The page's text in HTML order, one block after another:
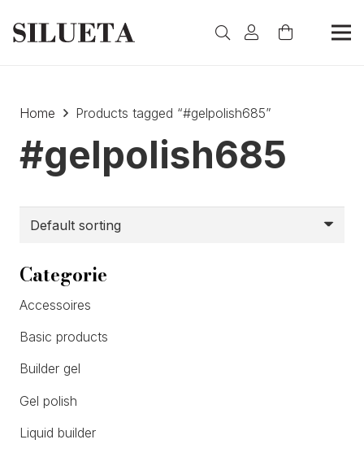
Home Products tagged “#gelpolish685”
#gelpolish685
Categorie
Accessoires
Basic products
Builder gel
Gel polish
Liquid builder